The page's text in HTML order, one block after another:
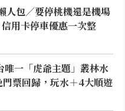
人包／要停桃機還是機場
用卡停車優惠一次整
唯一「虎爺主題」叢林水
票回歸，玩水＋4大順遊